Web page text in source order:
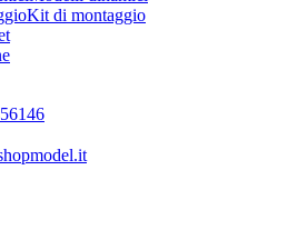
Kit di montaggio